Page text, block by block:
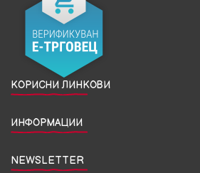
КОРИСНИ ЛИНКОВИ
ИНФОРМАЦИИ
NEWSLETTER